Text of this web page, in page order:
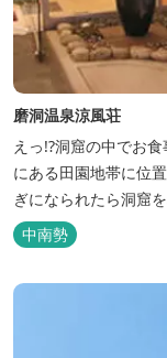
磨洞温泉涼風荘
えっ!?洞窟の中でお
にある田園地帯に位
ぎになられたら洞窟
を山海賊焼きをお召
調、お客様を不思議
中南勢